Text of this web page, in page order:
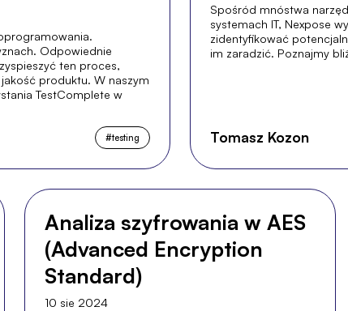
Odpowiednie
ten proces,
produktu. W naszym
TestComplete w
#testing
Spośród mnóstwa
systemach IT, Nexpose
zidentyfikować
im zaradzić. Poznajmy
Tomasz Kozon
Analiza szyfrowania w AES
(Advanced Encryption
Standard)
10 sie 2024